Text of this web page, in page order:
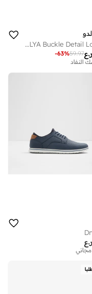
KALYA Buckle Detail Loafers
ر.ع59.97
-63%
النفاد
ر.ع